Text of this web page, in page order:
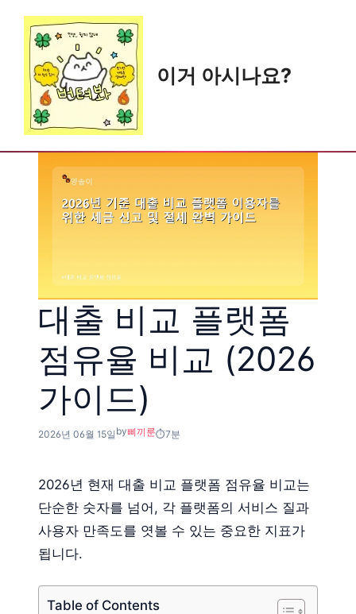
content
이거 아시나요?
대출 비교 플랫폼
점유율 비교 (2026
가이드)
2026년 06월 15일 by삐끼룬 7분
2026년 현재 대출 비교 플랫폼 점유율 비교는
단순한 숫자를 넘어, 각 플랫폼의 서비스 질과
사용자 만족도를 엿볼 수 있는 중요한 지표가
됩니다.
Table of Contents